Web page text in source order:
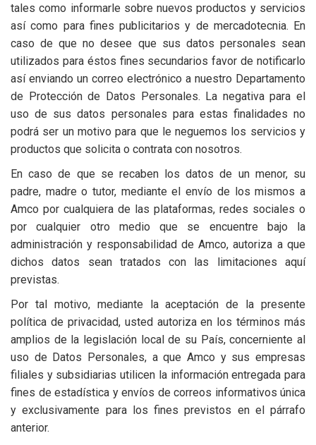
tales como informarle sobre nuevos productos y servicios
así como para fines publicitarios y de mercadotecnia. En
caso de que no desee que sus datos personales sean
utilizados para éstos fines secundarios favor de notificarlo
así enviando un correo electrónico a nuestro Departamento
de Protección de Datos Personales. La negativa para el
uso de sus datos personales para estas finalidades no
podrá ser un motivo para que le neguemos los servicios y
productos que solicita o contrata con nosotros.
En caso de que se recaben los datos de un menor, su
padre, madre o tutor, mediante el envío de los mismos a
Amco por cualquiera de las plataformas, redes sociales o
por cualquier otro medio que se encuentre bajo la
administración y responsabilidad de Amco, autoriza a que
dichos datos sean tratados con las limitaciones aquí
previstas.
Por tal motivo, mediante la aceptación de la presente
política de privacidad, usted autoriza en los términos más
amplios de la legislación local de su País, concerniente al
uso de Datos Personales, a que Amco y sus empresas
filiales y subsidiarias utilicen la información entregada para
fines de estadística y envíos de correos informativos única
y exclusivamente para los fines previstos en el párrafo
anterior.